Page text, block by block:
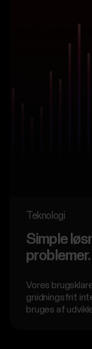
Teknologi
Simple
problemer.
Vores
gnidningsfrit
bruges af